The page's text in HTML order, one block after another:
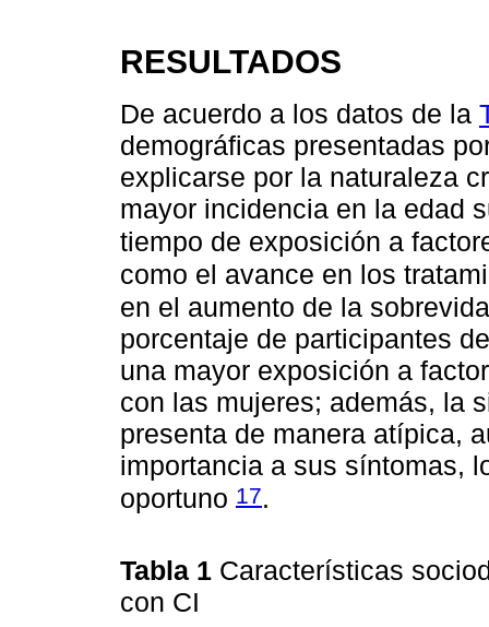
RESULTADOS
De acuerdo a los datos de la
demográficas presentadas
explicarse por la naturaleza
mayor incidencia en la edad
tiempo de exposición a
como el avance en los
en el aumento de la
porcentaje de participantes
una mayor exposición a
con las mujeres; además, la
presenta de manera atípica,
importancia a sus síntomas,
oportuno 17.
Tabla 1 Características
con CI